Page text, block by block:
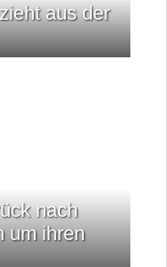
aus der
nach
um ihren